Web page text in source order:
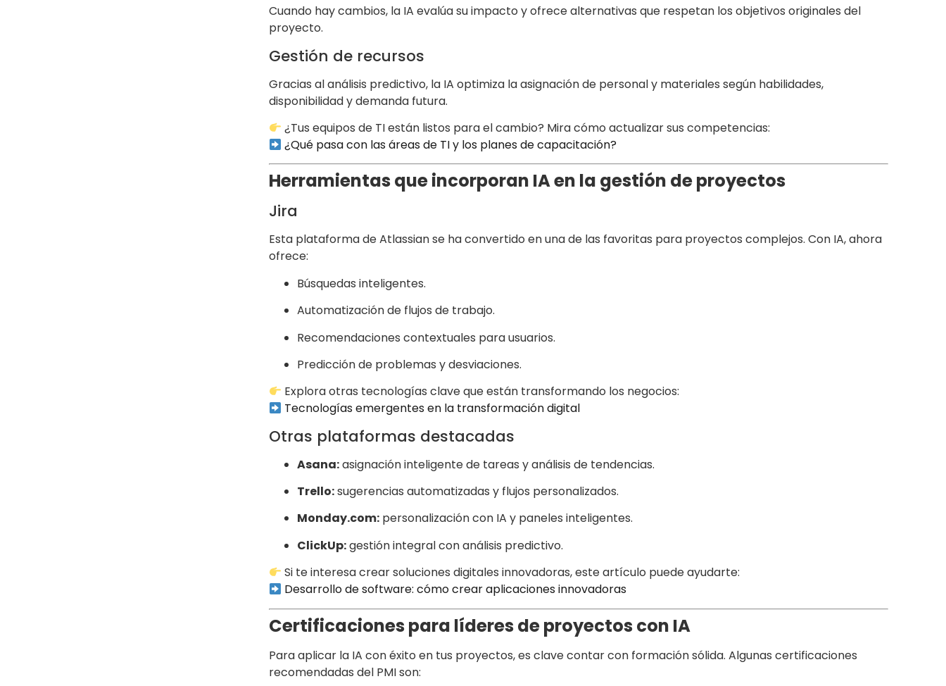
Cuando hay cambios, la IA evalúa su impacto y ofrece alternativas que respetan los objetivos originales del
proyecto.
Gestión de recursos
Gracias al análisis predictivo, la IA optimiza la asignación de personal y materiales según habilidades,
disponibilidad y demanda futura.
¿Tus equipos de TI están listos para el cambio? Mira cómo actualizar sus competencias:
¿Qué pasa con las áreas de TI y los planes de capacitación?
Herramientas que incorporan IA en la gestión de proyectos
Jira
Esta plataforma de Atlassian se ha convertido en una de las favoritas para proyectos complejos. Con IA, ahora
ofrece:
Búsquedas inteligentes.
Automatización de flujos de trabajo.
Recomendaciones contextuales para usuarios.
Predicción de problemas y desviaciones.
Explora otras tecnologías clave que están transformando los negocios:
Tecnologías emergentes en la transformación digital
Otras plataformas destacadas
Asana:asignación inteligente de tareas y análisis de tendencias.
Trello:sugerencias automatizadas y flujos personalizados.
Monday.com: personalización con IA y paneles inteligentes.
ClickUp:gestión integral con análisis predictivo.
Si te interesa crear soluciones digitales innovadoras, este artículo puede ayudarte:
Desarrollo de software: cómo crear aplicaciones innovadoras
Certificaciones para líderes de proyectos con IA
Para aplicar la IA con éxito en tus proyectos, es clave contar con formación sólida. Algunas certificaciones
recomendadas del PMI son: